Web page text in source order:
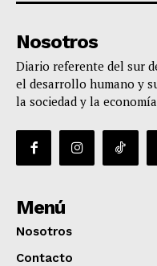
Nosotros
Diario referente del sur
el desarrollo humano y
la sociedad y la economía
Menú
Nosotros
Contacto